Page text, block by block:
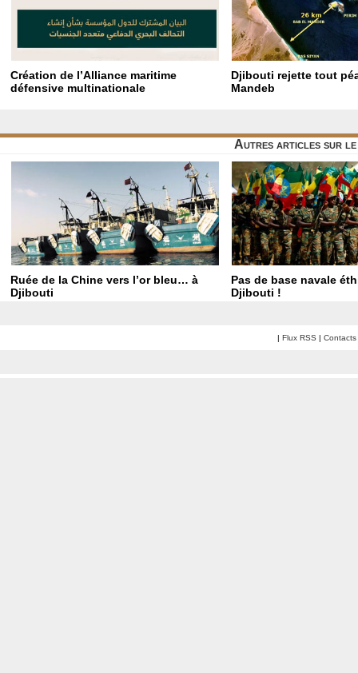
Création de l’Alliance maritime
défensive multinationale
Djibouti rejette tout
Mandeb
Autres articles sur le
Ruée de la Chine vers l’or bleu… à
Djibouti
Pas de base navale
Djibouti !
| Flux RSS | Contacts